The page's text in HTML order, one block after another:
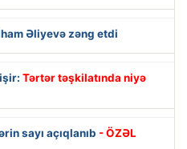
Əliyevə zəng etdi
Tərtər təşkilatında niyə
sayı açıqlanıb - ÖZƏL